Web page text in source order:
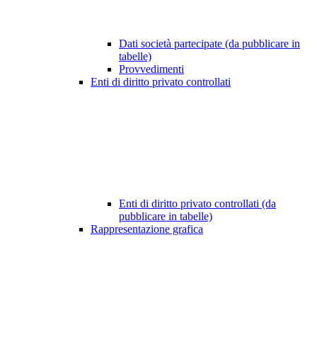
Dati società partecipate (da pubblicare in
tabelle)
Provvedimenti
Enti di diritto privato controllati
Enti di diritto privato controllati (da
pubblicare in tabelle)
Rappresentazione grafica